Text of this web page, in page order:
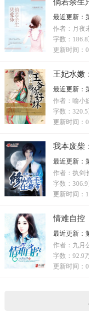
倘若余生
最近更新：
作者： 月夜
字数：
更新时间：
王妃水嫩
最近更新：
作者： 喻小
字数：
更新时间：
我本废柴
最近更新：
作者： 执剑
字数：
更新时间：
情难自控
最近更新：
作者： 九月
字数： 92.9
更新时间：